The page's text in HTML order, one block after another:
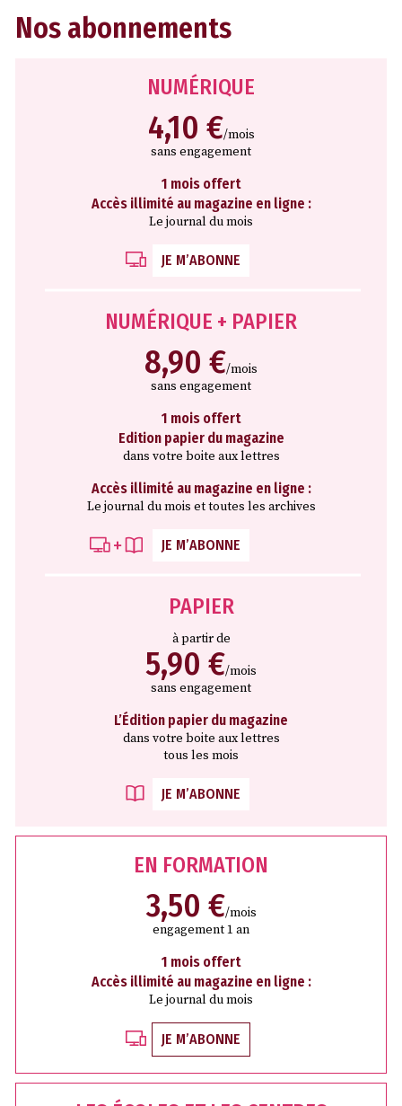
Nos abonnements
NUMÉRIQUE
4,10 €/mois
sans engagement
1 mois offert
Accès illimité au magazine en ligne :
Le journal du mois
JE M’ABONNE
NUMÉRIQUE + PAPIER
8,90 €/mois
sans engagement
1 mois offert
Edition papier du magazine
dans votre boite aux lettres
Accès illimité au magazine en ligne :
Le journal du mois et toutes les archives
JE M’ABONNE
PAPIER
à partir de
5,90 €/mois
sans engagement
L’Édition papier du magazine
dans votre boite aux lettres
tous les mois
JE M’ABONNE
EN FORMATION
3,50 €/mois
engagement 1 an
1 mois offert
Accès illimité au magazine en ligne :
Le journal du mois
JE M’ABONNE